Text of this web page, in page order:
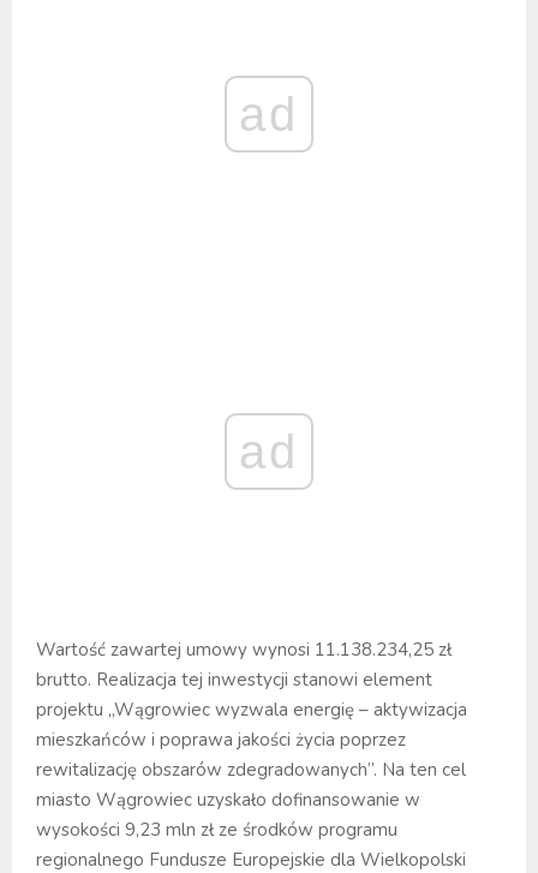
ad
ad
Wartość zawartej umowy wynosi 11.138.234,25 zł
brutto. Realizacja tej inwestycji stanowi element
projektu „Wągrowiec wyzwala energię – aktywizacja
mieszkańców i poprawa jakości życia poprzez
rewitalizację obszarów zdegradowanych”. Na ten cel
miasto Wągrowiec uzyskało dofinansowanie w
wysokości 9,23 mln zł ze środków programu
regionalnego Fundusze Europejskie dla Wielkopolski